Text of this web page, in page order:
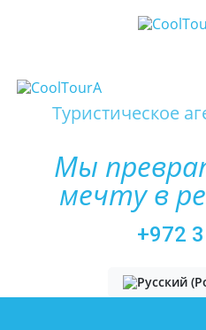
Туристическое
Мы
мечту в
+972
Выберите